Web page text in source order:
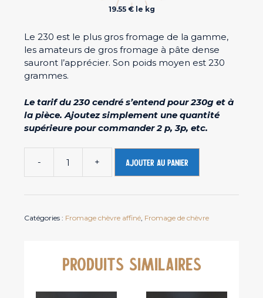
19.55 € le kg
Le 230 est le plus gros fromage de la gamme,
les amateurs de gros fromage à pâte dense
sauront l’apprécier. Son poids moyen est 230
grammes.
Le tarif du 230 cendré s’entend pour 230g et à
la pièce. Ajoutez simplement une quantité
supérieure pour commander 2 p, 3p, etc.
-
quantité
de
Fromage
chèvre
cendré
+ Ajouter au panier
Catégories : Fromage chèvre affiné, Fromage de chèvre
PRODUITS SIMILAIRES